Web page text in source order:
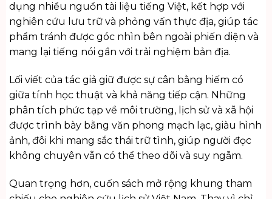
dụng nhiều nguồn tài liệu tiếng Việt, kết hợp với
nghiên cứu lưu trữ và phỏng vấn thực địa, giúp tác
phẩm tránh được góc nhìn bên ngoài phiến diện và
mang lại tiếng nói gần với trải nghiệm bản địa.
Lối viết của tác giả giữ được sự cân bằng hiếm có
giữa tính học thuật và khả năng tiếp cận. Những
phân tích phức tạp về môi trường, lịch sử và xã hội
được trình bày bằng văn phong mạch lạc, giàu hình
ảnh, đôi khi mang sắc thái trữ tình, giúp người đọc
không chuyên vẫn có thể theo dõi và suy ngẫm.
Quan trọng hơn, cuốn sách mở rộng khung tham